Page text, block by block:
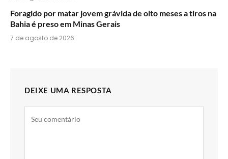
Foragido por matar jovem grávida de oito meses a tiros na
Bahia é preso em Minas Gerais
7 de agosto de 2026
DEIXE UMA RESPOSTA